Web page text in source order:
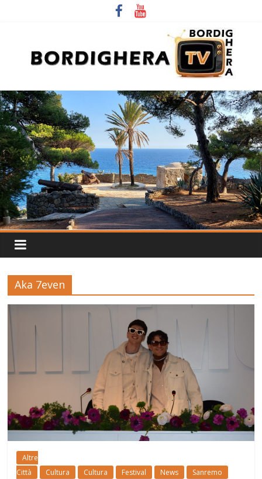
Aka 7even
Altre
Città
Cultura Cultura Festival News Sanremo